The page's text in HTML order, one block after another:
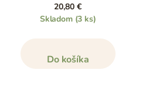
20,80 €
Skladom (3 ks)
Do košíka